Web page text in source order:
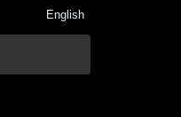
English